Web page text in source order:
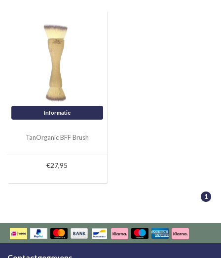
Informatie
TanOrganic BFF Brush
€27,95
1